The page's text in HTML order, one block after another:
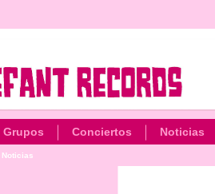
Grupos Conciertos Noticias
Noticias